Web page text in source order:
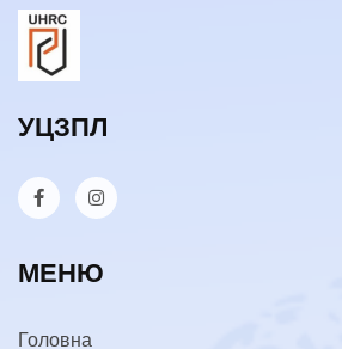
УЦЗПЛ
МЕНЮ
Головна